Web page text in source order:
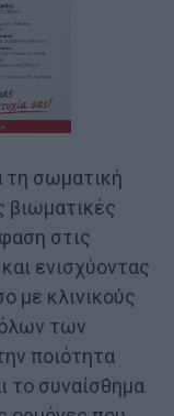
τη σωματική
βιωματικές
στις
ενισχύοντας
με κλινικούς
όλων των
ποιότητα
το συναίσθημα